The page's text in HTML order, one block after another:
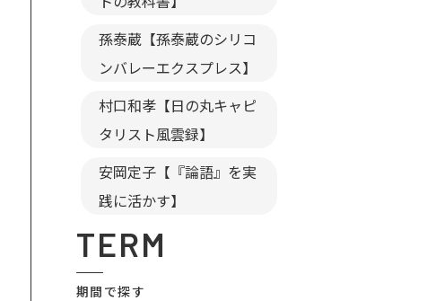
孫泰蔵【孫泰蔵のシリコ
ンバレーエクスプレス】
村口和孝【日の丸キャピ
タリスト風雲録】
安岡定子【『論語』を実
践に活かす】
TERM
期間で探す